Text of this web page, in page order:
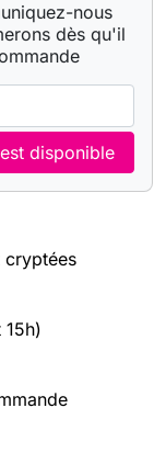
nous
dès qu'il
disponible
cryptées